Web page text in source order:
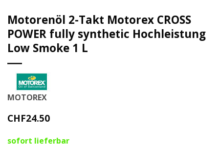
Motorenöl 2-Takt Motorex CROSS
POWER fully synthetic Hochleistung
Low Smoke 1 L
MOTOREX
CHF24.50
sofort lieferbar